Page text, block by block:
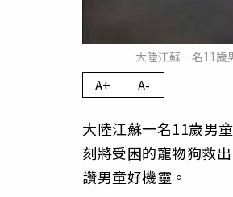
大陸江蘇一名11歲
A+ A-
大陸江蘇一名11歲男
刻將受困的寵物狗救
讚男童好機靈。